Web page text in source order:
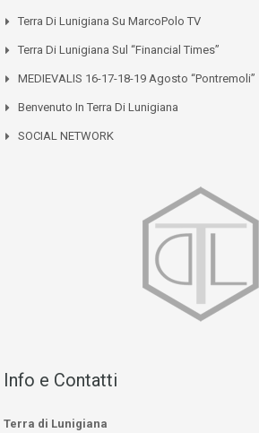
Terra Di Lunigiana Su MarcoPolo TV
Terra Di Lunigiana Sul “Financial Times”
MEDIEVALIS 16-17-18-19 Agosto “Pontremoli”
Benvenuto In Terra Di Lunigiana
SOCIAL NETWORK
Info e Contatti
Terra di Lunigiana